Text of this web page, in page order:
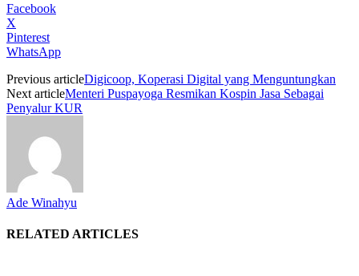
Facebook
X
Pinterest
WhatsApp
Previous articleDigicoop, Koperasi Digital yang Menguntungkan
Next articleMenteri Puspayoga Resmikan Kospin Jasa Sebagai
Penyalur KUR
Ade Winahyu
RELATED ARTICLES